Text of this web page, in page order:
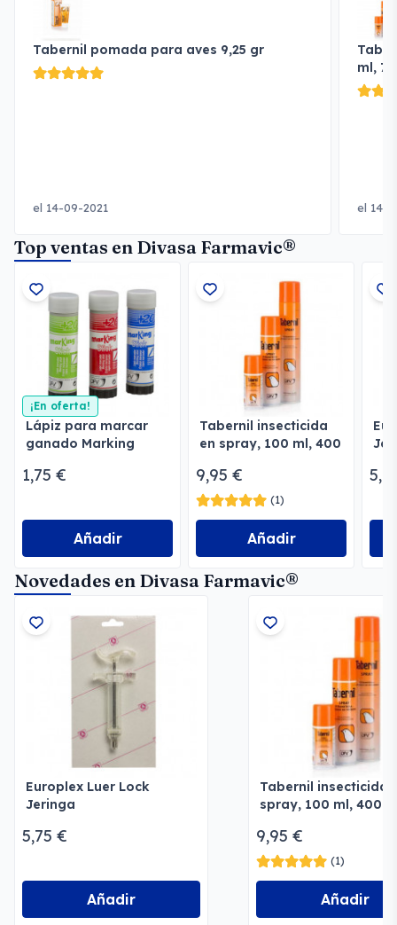
Tabernil pomada para aves 9,25 gr
el 14-09-2021
ml,
el 14-
Top ventas en Divasa Farmavic®
¡En oferta!
Lápiz para marcar
ganado Marking
1,75 €
Añadir
Tabernil insecticida
en spray, 100 ml, 400
9,95 €
(1)
Añadir
Novedades en Divasa Farmavic®
Europlex Luer Lock
Jeringa
5,75 €
Añadir
Tabernil insecticida
spray, 100 ml, 400
9,95 €
(1)
Añadir